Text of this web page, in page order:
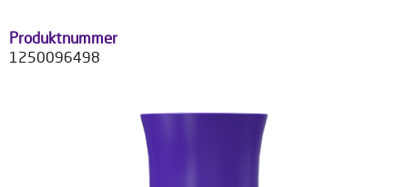
Produktnummer
1250096498